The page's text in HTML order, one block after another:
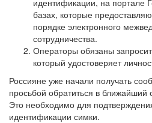
идентификации, на портале
базах, которые
порядке электронного
сотрудничества.
Операторы обязаны
который удостоверяет
Россияне уже начали получать
просьбой обратиться в
Это необходимо для
идентификации симки.